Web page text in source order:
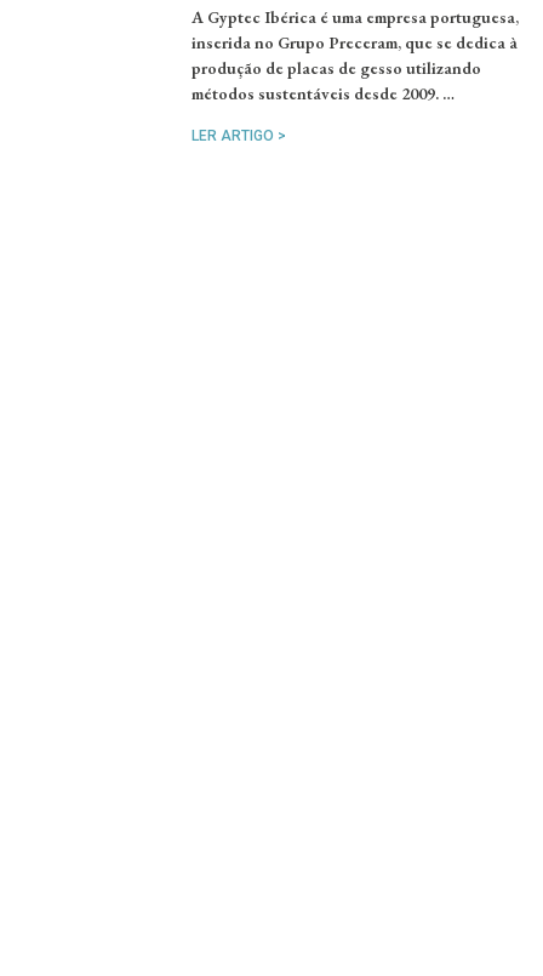
A Gyptec Ibérica é uma empresa portuguesa,
inserida no Grupo Preceram, que se dedica à
produção de placas de gesso utilizando
métodos sustentáveis desde 2009. …
LER ARTIGO >